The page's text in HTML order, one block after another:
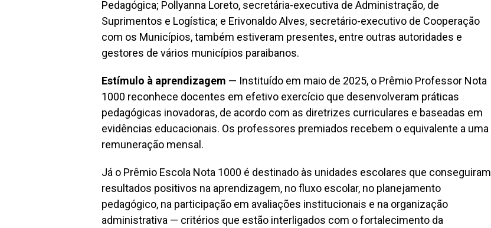
Pedagógica; Pollyanna Loreto, secretária-executiva de Administração, de
Suprimentos e Logística; e Erivonaldo Alves, secretário-executivo de Cooperação
com os Municípios, também estiveram presentes, entre outras autoridades e
gestores de vários municípios paraibanos.
Estímulo à aprendizagem — Instituído em maio de 2025, o Prêmio Professor Nota
1000 reconhece docentes em efetivo exercício que desenvolveram práticas
pedagógicas inovadoras, de acordo com as diretrizes curriculares e baseadas em
evidências educacionais. Os professores premiados recebem o equivalente a uma
remuneração mensal.
Já o Prêmio Escola Nota 1000 é destinado às unidades escolares que conseguiram
resultados positivos na aprendizagem, no fluxo escolar, no planejamento
pedagógico, na participação em avaliações institucionais e na organização
administrativa — critérios que estão interligados com o fortalecimento da